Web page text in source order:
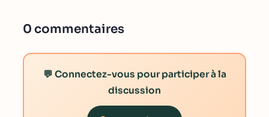
0 commentaires
💬 Connectez-vous pour participer à la
discussion